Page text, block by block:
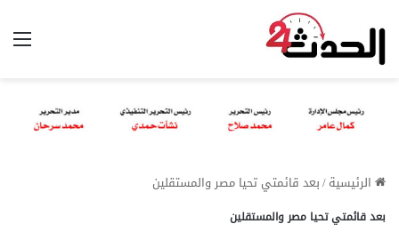
الرئيسية/بعد قائمتي تحيا مصر والمستقلين
بعد قائمتي تحيا مصر والمستقلين